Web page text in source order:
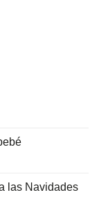
las Navidades